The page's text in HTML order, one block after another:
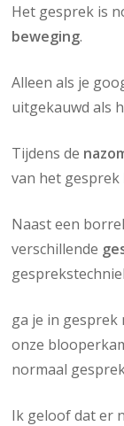
Het gesprek is
beweging.
Alleen als je
uitgekauwd als
Tijdens de
van het gesprek
Naast een
verschillende
ga je in gesprek
onze
normaal
Ik geloof dat er